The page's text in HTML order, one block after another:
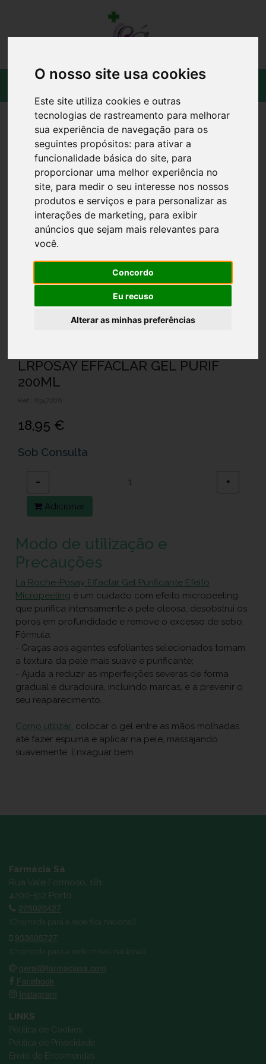
O nosso site usa cookies
Este site utiliza cookies e outras
tecnologias de rastreamento para melhorar
sua experiência de navegação para os
seguintes propósitos: para ativar a
funcionalidade básica do site, para
proporcionar uma melhor experiência no
site, para medir o seu interesse nos nossos
produtos e serviços e para personalizar as
interações de marketing, para exibir
anúncios que sejam mais relevantes para
você.
Concordo
Eu recuso
Alterar as minhas preferências
LRPOSAY EFFACLAR GEL PURIF
200ML
Ref.: 6347286
18,95 €
Sob Consulta
− +
Adicionar
Modo de utilização e
Precauções
La Roche-Posay Effaclar Gel Purificante Efeito
Micropeeling é um cuidado com efeito micropeeling
que purifica intensamente a pele oleosa, desobstrui os
poros em profundidade e remove o excesso de sebo.
Fórmula:
- Graças aos agentes esfoliantes selecionados tornam
a textura da pele mais suave e purificante;
- Ajuda a reduzir as imperfeições severas de forma
gradual e duradoura, incluindo marcas, e a prevenir o
seu reaparecimento.
Como utilizar: colocar o gel entre as mãos molhadas
até fazer espuma e aplicar na pele, massajando
suavemente. Enxaguar bem.
Farmácia Sá
Rua Vale Formoso, 181
4200-512 Porto
225020427
(Chamada para a rede fixa nacional)
933605727
(Chamada para a rede móvel nacional)
geral@farmaciasa.com
Facebook
Instagram
LINKS
Política de Cookies
Política de Privacidade
Envio de Encomendas